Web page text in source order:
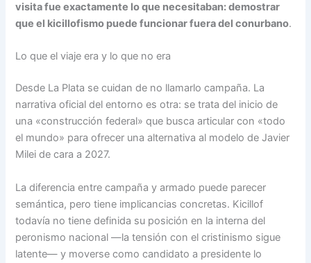
visita fue exactamente lo que necesitaban: demostrar
que el kicillofismo puede funcionar fuera del conurbano.
Lo que el viaje era y lo que no era
Desde La Plata se cuidan de no llamarlo campaña. La
narrativa oficial del entorno es otra: se trata del inicio de
una «construcción federal» que busca articular con «todo
el mundo» para ofrecer una alternativa al modelo de Javier
Milei de cara a 2027.
La diferencia entre campaña y armado puede parecer
semántica, pero tiene implicancias concretas. Kicillof
todavía no tiene definida su posición en la interna del
peronismo nacional —la tensión con el cristinismo sigue
latente— y moverse como candidato a presidente lo